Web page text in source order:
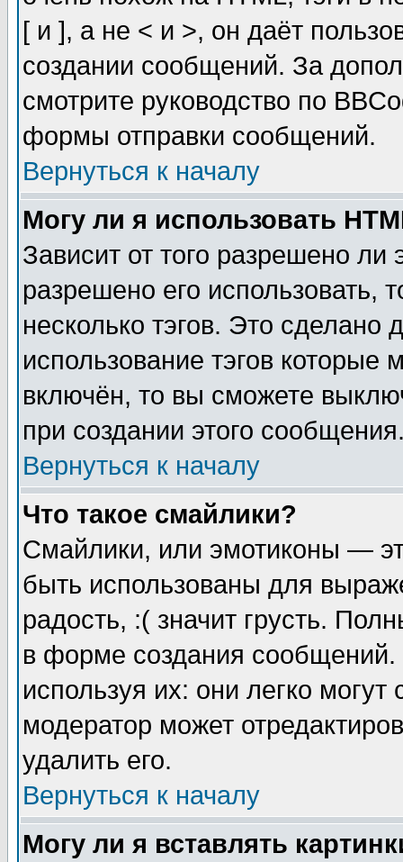
[ и ], а не < и >, он даёт
создании сообщений. За
смотрите руководство по
формы отправки сообщений.
Вернуться к началу
Могу ли я использовать
Зависит от того разрешено
разрешено его использовать,
несколько тэгов. Это сделано
использование тэгов
включён, то вы сможете
при создании этого
Вернуться к началу
Что такое смайлики?
Смайлики, или эмотиконы —
быть использованы для
радость, :( значит грусть.
в форме создания сообщений.
используя их: они легко
модератор может
удалить его.
Вернуться к началу
Могу ли я вставлять